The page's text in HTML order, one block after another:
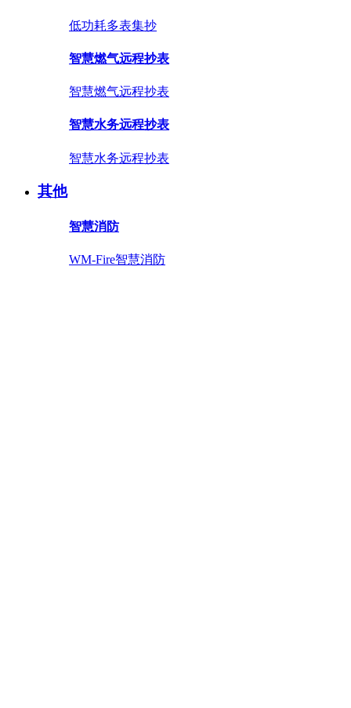
低功耗多表集抄
智慧燃气远程抄表
智慧燃气远程抄表
智慧水务远程抄表
智慧水务远程抄表
其他
智慧消防
WM-Fire智慧消防